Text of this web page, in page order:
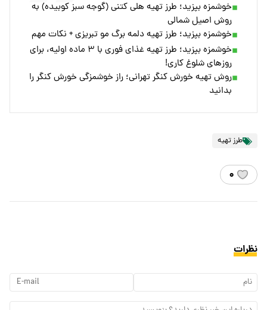
خوشمزه بپزید؛ طرز تهیه هلی کتنی (گوجه سبز کوبیده) به
روش اصیل شمالی
خوشمزه بپزید؛ طرز تهیه دلمه برگ مو تبریزی + نکات مهم
خوشمزه بپزید؛ طرز تهیه غذای فوری با ۳ ماده اولیه، برای
روزهای شلوغ کاری!
روش تهیه خورش کنگر تهرانی؛ راز خوشمزگی خورش کنگر را
بدانید
طرز تهیه
۰
نظرات